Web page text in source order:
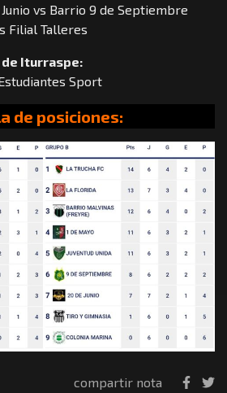
vs Barrio 9 de Septiembre
Filial Talleres
Iturraspe:
Sport
de posiciones:
compartir nota